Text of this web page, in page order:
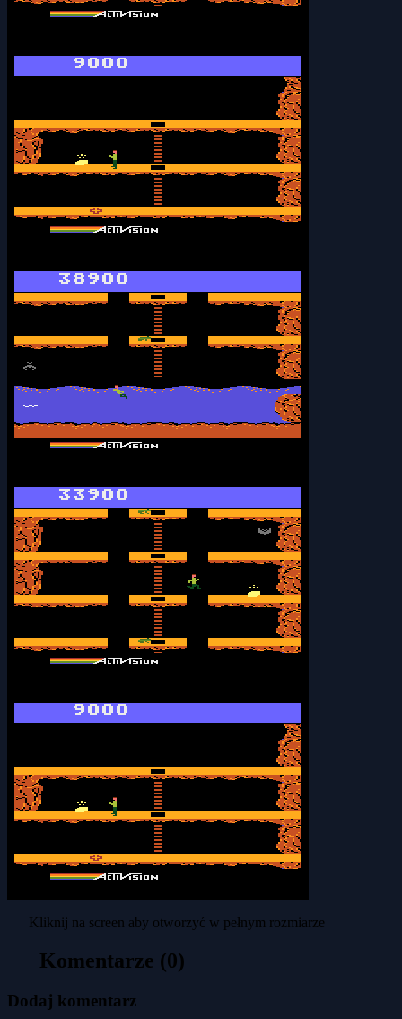
Kliknij na screen aby otworzyć w pełnym rozmiarze
Komentarze (0)
Dodaj komentarz